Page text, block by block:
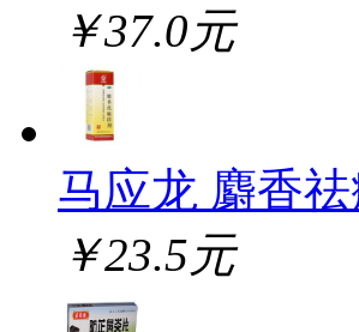
￥37.0元
马应龙 麝香
￥23.5元